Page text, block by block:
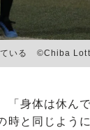
ている ©︎Chiba
身体は休ん
と同じよう